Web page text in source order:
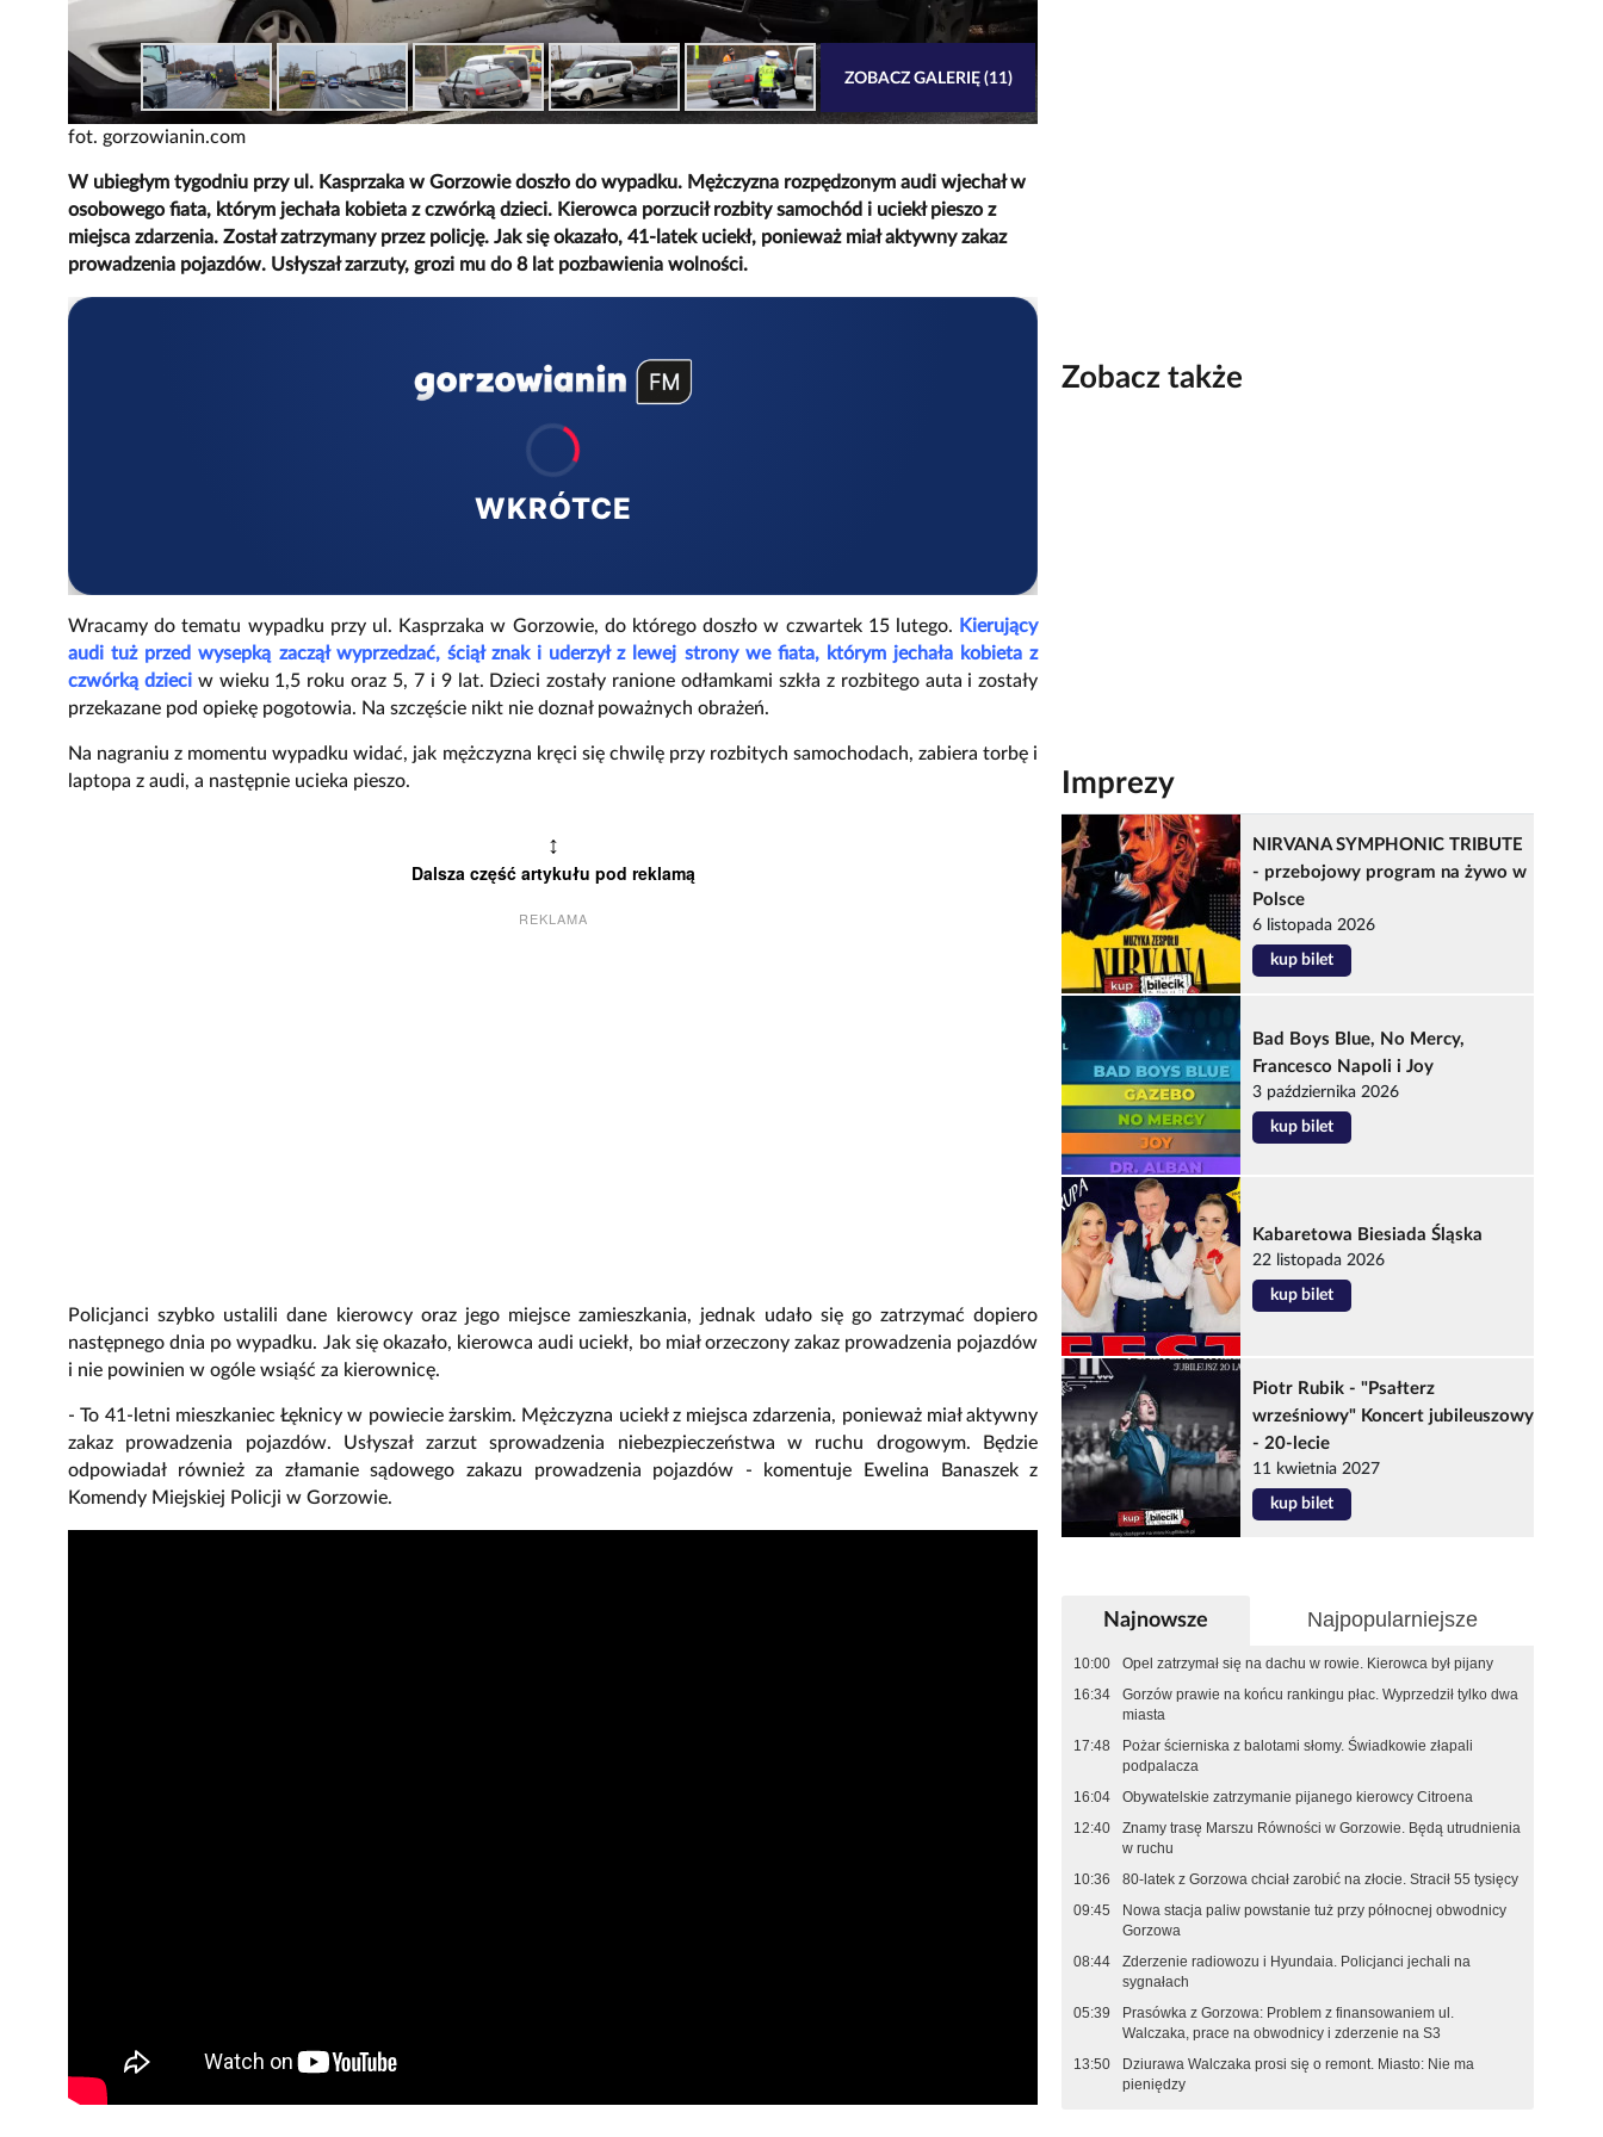
fot. gorzowianin.com
ZOBACZ GALERIĘ (11)
W ubiegłym tygodniu przy ul. Kasprzaka w Gorzowie doszło do wypadku. Mężczyzna rozpędzonym audi wjechał w
osobowego fiata, którym jechała kobieta z czwórką dzieci. Kierowca porzucił rozbity samochód i uciekł pieszo z
miejsca zdarzenia. Został zatrzymany przez policję. Jak się okazało, 41-latek uciekł, ponieważ miał aktywny zakaz
prowadzenia pojazdów. Usłyszał zarzuty, grozi mu do 8 lat pozbawienia wolności.
WKRÓTCE
Wracamy do tematu wypadku przy ul. Kasprzaka w Gorzowie, do którego doszło w czwartek 15 lutego. Kierujący
audi tuż przed wysepką zaczął wyprzedzać, ściął znak i uderzył z lewej strony we fiata, którym jechała kobieta z
czwórką dzieci w wieku 1,5 roku oraz 5, 7 i 9 lat. Dzieci zostały ranione odłamkami szkła z rozbitego auta i zostały
przekazane pod opiekę pogotowia. Na szczęście nikt nie doznał poważnych obrażeń.
Na nagraniu z momentu wypadku widać, jak mężczyzna kręci się chwilę przy rozbitych samochodach, zabiera torbę i
laptopa z audi, a następnie ucieka pieszo.
↕
Dalsza część artykułu pod reklamą
REKLAMA
Policjanci szybko ustalili dane kierowcy oraz jego miejsce zamieszkania, jednak udało się go zatrzymać dopiero
następnego dnia po wypadku. Jak się okazało, kierowca audi uciekł, bo miał orzeczony zakaz prowadzenia pojazdów
i nie powinien w ogóle wsiąść za kierownicę.
- To 41-letni mieszkaniec Łęknicy w powiecie żarskim. Mężczyzna uciekł z miejsca zdarzenia, ponieważ miał aktywny
zakaz prowadzenia pojazdów. Usłyszał zarzut sprowadzenia niebezpieczeństwa w ruchu drogowym. Będzie
odpowiadał również za złamanie sądowego zakazu prowadzenia pojazdów - komentuje Ewelina Banaszek z
Komendy Miejskiej Policji w Gorzowie.
Zobacz także
Imprezy
NIRVANA SYMPHONIC TRIBUTE
- przebojowy program na żywo w
Polsce
6 listopada 2026
kup bilet
Bad Boys Blue, No Mercy,
Francesco Napoli i Joy
3 października 2026
kup bilet
Kabaretowa Biesiada Śląska
22 listopada 2026
kup bilet
Piotr Rubik - "Psałterz
wrześniowy" Koncert jubileuszowy
- 20-lecie
11 kwietnia 2027
kup bilet
Najnowsze Najpopularniejsze
10:00
Opel zatrzymał się na dachu w rowie. Kierowca był pijany
16:34
Gorzów prawie na końcu rankingu płac. Wyprzedził tylko dwa
miasta
17:48
Pożar ścierniska z balotami słomy. Świadkowie złapali
podpalacza
16:04
Obywatelskie zatrzymanie pijanego kierowcy Citroena
12:40
Znamy trasę Marszu Równości w Gorzowie. Będą utrudnienia
w ruchu
10:36
80-latek z Gorzowa chciał zarobić na złocie. Stracił 55 tysięcy
09:45
Nowa stacja paliw powstanie tuż przy północnej obwodnicy
Gorzowa
08:44
Zderzenie radiowozu i Hyundaia. Policjanci jechali na
sygnałach
05:39
Prasówka z Gorzowa: Problem z finansowaniem ul.
Walczaka, prace na obwodnicy i zderzenie na S3
13:50
Dziurawa Walczaka prosi się o remont. Miasto: Nie ma
pieniędzy